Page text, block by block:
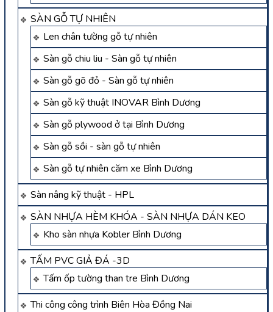
SÀN GỖ TỰ NHIÊN
Len chân tường gỗ tự nhiên
Sàn gỗ chiu liu - Sàn gỗ tự nhiên
Sàn gỗ gõ đỏ - Sàn gỗ tự nhiên
Sàn gỗ kỹ thuật INOVAR Bình Dương
Sàn gỗ plywood ở tại Bình Dương
Sàn gỗ sồi - sàn gỗ tự nhiên
Sàn gỗ tự nhiên căm xe Bình Dương
Sàn nâng kỹ thuật - HPL
SÀN NHỰA HÈM KHÓA - SÀN NHỰA DÁN KEO
Kho sàn nhựa Kobler Bình Dương
TẤM PVC GIẢ ĐÁ -3D
Tấm ốp tường than tre Bình Dương
Thi công công trình Biên Hòa Đồng Nai